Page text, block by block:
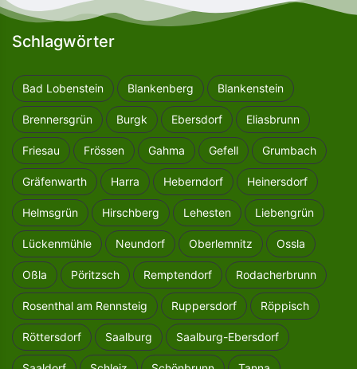
Schlagwörter
Bad Lobenstein Blankenberg Blankenstein
Brennersgrün Burgk Ebersdorf Eliasbrunn
Friesau Frössen Gahma Gefell Grumbach
Gräfenwarth Harra Heberndorf Heinersdorf
Helmsgrün Hirschberg Lehesten Liebengrün
Lückenmühle Neundorf Oberlemnitz Ossla
Oßla Pöritzsch Remptendorf Rodacherbrunn
Rosenthal am Rennsteig Ruppersdorf Röppisch
Röttersdorf Saalburg Saalburg-Ebersdorf